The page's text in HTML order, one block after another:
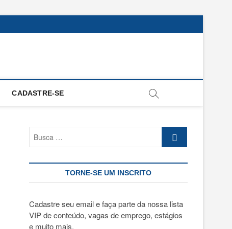
CADASTRE-SE
TORNE-SE UM INSCRITO
Cadastre seu email e faça parte da nossa lista
VIP de conteúdo, vagas de emprego, estágios
e muito mais.